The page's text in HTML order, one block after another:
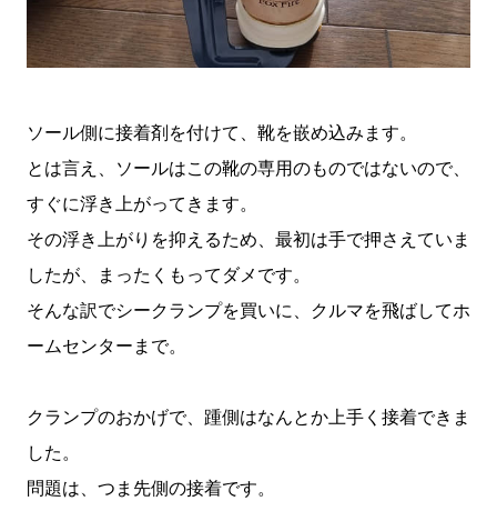
ソール側に接着剤を付けて、靴を嵌め込みます。
とは言え、ソールはこの靴の専用のものではないので、
すぐに浮き上がってきます。
その浮き上がりを抑えるため、最初は手で押さえていま
したが、まったくもってダメです。
そんな訳でシークランプを買いに、クルマを飛ばしてホ
ームセンターまで。
クランプのおかげで、踵側はなんとか上手く接着できま
した。
問題は、つま先側の接着です。